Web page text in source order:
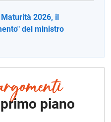
2026, il
del ministro
piano